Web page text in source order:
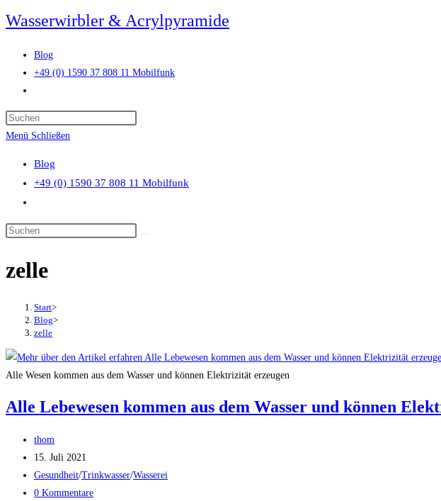
Zum
Inhalt
springen
Wasserwirbler & Acrylpyramide
Blog
+49 (0) 1590 37 808 11 Mobilfunk
umschalten
the
panel.
Menü Schließen
Blog
+49 (0) 1590 37 808 11 Mobilfunk
umschalten
Diese
durchsuchen
zelle
Start>
Blog>
zelle
Alle Wesen kommen aus dem Wasser und können Elektrizität erzeugen
Alle Lebewesen kommen aus dem Wasser und können
Beitrags-
Autor:
thom
Beitrag
veröffentlicht:
15. Juli 2021
Beitrags-
Kategorie:
Gesundheit/Trinkwasser/Wasserei
Beitrags-
0 Kommentare